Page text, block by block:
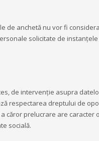
de anchetă nu vor fi
solicitate de
de intervenție asupra
respectarea dreptului de
căror prelucrare are caracter
socială.